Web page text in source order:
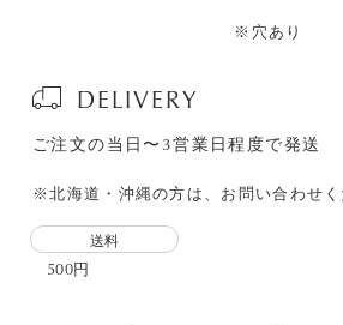
※穴あり
DELIVERY
ご注文の当日〜3営業日程度で発送
※北海道・沖縄の方は、お問い合わせく
送料
500円